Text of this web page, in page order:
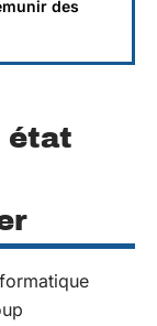
des
état